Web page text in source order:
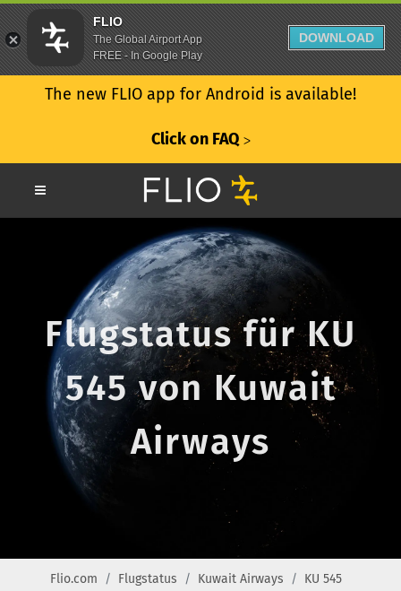
The new FLIO app for Android is available!
Click on FAQ ᐳ
Flugstatus für KU
545 von Kuwait
Airways
Flio.com Flugstatus Kuwait Airways KU 545
FLIO
The Global Airport App
FREE - In Google Play
DOWNLOAD